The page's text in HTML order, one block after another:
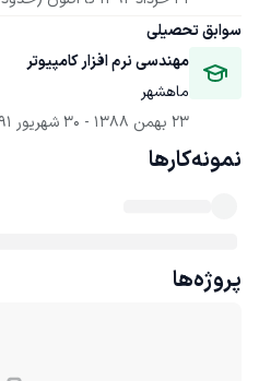
سوابق تحصیلی
مهندسی نرم افزار کامپیوتر
ماهشهر
23 بهمن 1388
- 30 شهریور 1391
نمونه‌کارها
پروژه‌ها